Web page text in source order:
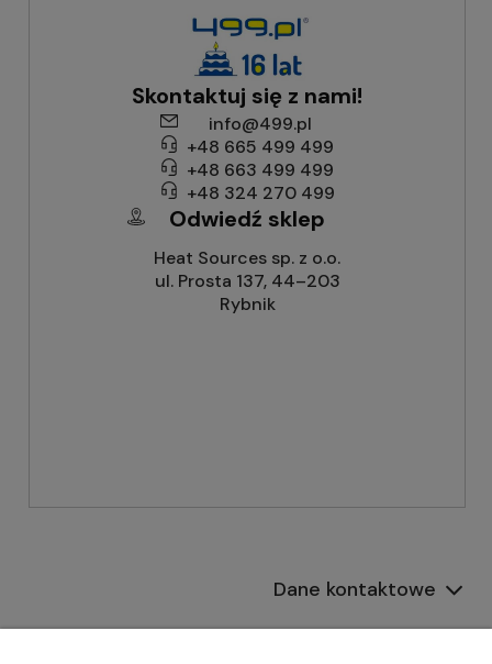
Skontaktuj się z nami!
info@499.pl
+48 665 499 499
+48 663 499 499
+48 324 270 499
Odwiedź sklep
Heat Sources sp. z o.o.
ul. Prosta 137, 44–203
Rybnik
Dane kontaktowe
Informacje